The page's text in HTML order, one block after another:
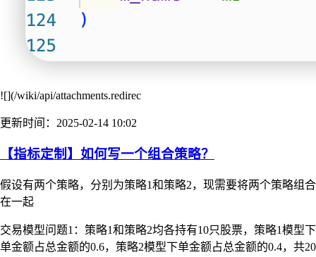
![](/wiki/api/attachments.redirec
更新时间：2025-02-14 10:02
【指标定制】如何写一个组合策略？
假设有两个策略，分别为策略1和策略2，现需要将两个策略组合
在一起
交易模型问题1：策略1和策略2均各持有10只股票，策略1模型下
单金额占总金额的0.6，策略2模型下单金额占总金额的0.4，共20